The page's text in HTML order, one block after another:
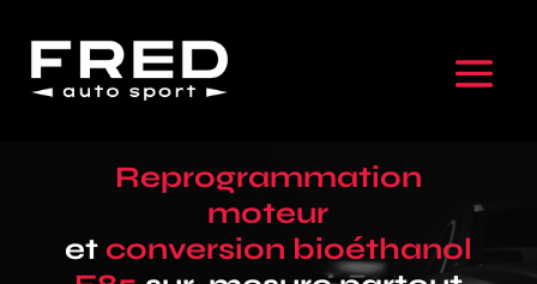
Reprogrammation
moteur
et conversion bioéthanol